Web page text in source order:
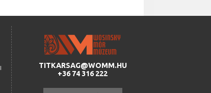
TITKARSAG@WOMM.HU
+36 74 316 222